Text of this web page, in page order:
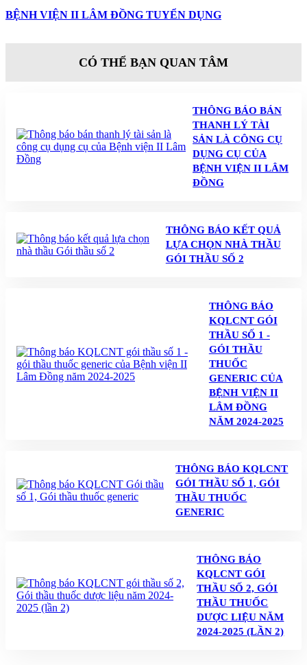
BỆNH VIỆN II LÂM ĐỒNG TUYỂN DỤNG
CÓ THỂ BẠN QUAN TÂM
THÔNG BÁO BÁN
THANH LÝ TÀI
SẢN LÀ CÔNG CỤ
DỤNG CỤ CỦA
BỆNH VIỆN II LÂM
ĐỒNG
THÔNG BÁO KẾT QUẢ
LỰA CHỌN NHÀ THẦU
GÓI THẦU SỐ 2
THÔNG BÁO
KQLCNT GÓI
THẦU SỐ 1 -
GÓI THẦU
THUỐC
GENERIC CỦA
BỆNH VIỆN II
LÂM ĐỒNG
NĂM 2024-2025
THÔNG BÁO KQLCNT
GÓI THẦU SỐ 1, GÓI
THẦU THUỐC
GENERIC
THÔNG BÁO
KQLCNT GÓI
THẦU SỐ 2, GÓI
THẦU THUỐC
DƯỢC LIỆU NĂM
2024-2025 (LẦN 2)